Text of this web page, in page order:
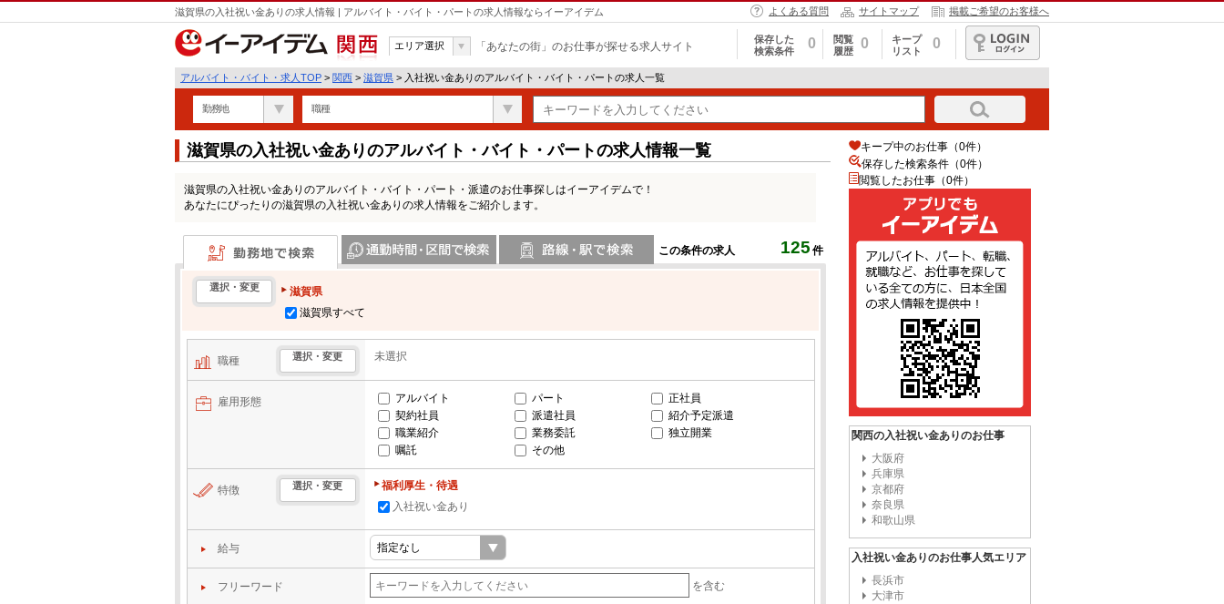
滋賀県の入社祝い金ありの求人情報 | アルバイト・バイト・パートの求人情報ならイーアイデム よくある質問 サイトマップ 掲載ご希望のお客様へ
関西
エリア選択 「あなたの街」のお仕事が探せる求人サイト
保存した
検索条件
0
閲覧
履歴
0
キープ
リスト
0
ログイン
アルバイト・バイト・求人TOP > 関西 > 滋賀県 > 入社祝い金ありのアルバイト・バイト・パートの求人一覧
勤務地 職種
滋賀県の入社祝い金ありのアルバイト・バイト・パートの求人情報一覧
滋賀県の入社祝い金ありのアルバイト・バイト・パート・派遣のお仕事探しはイーアイデムで！
あなたにぴったりの滋賀県の入社祝い金ありの求人情報をご紹介します。
この条件の求人 125 件
勤務地で検索
選択・変更
滋賀県
滋賀県すべて
職種 選択・変更 未選択
雇用形態 アルバイト パート
正社員
契約社員
派遣社員
紹介予定派遣
職業紹介
業務委託
独立開業
嘱託
その他
特徴 選択・変更
福利厚生・待遇
入社祝い金あり
給与
フリーワード を含む
キープ中のお仕事（0件）
保存した検索条件（0件）
閲覧したお仕事（0件）
関西の入社祝い金ありのお仕事
大阪府
兵庫県
京都府
奈良県
和歌山県
入社祝い金ありのお仕事人気エリア
長浜市
大津市